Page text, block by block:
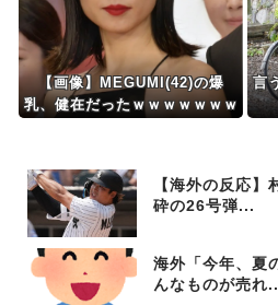
wwwwwwwwwwwwwww
【画像】MEGUMI(42)の爆
乳、健在だったｗｗｗｗｗｗｗ
言
【海外の反応
砕の26号弾...
海外「今年、夏
んなものが売れ